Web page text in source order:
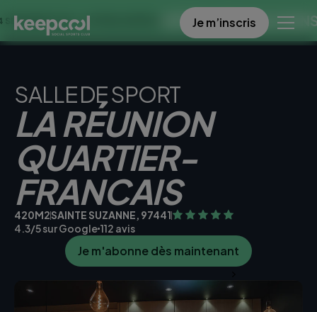
<< OFFRE LIMITÉE ☀️ OFFRE SPECIALE DANS CE
Je m’inscris
SALLE DE SPORT
LA RÉUNION
QUARTIER-
FRANCAIS
420M2SAINTE SUZANNE, 97441
4.3/5 sur Google 112 avis
Je m'abonne dès maintenant